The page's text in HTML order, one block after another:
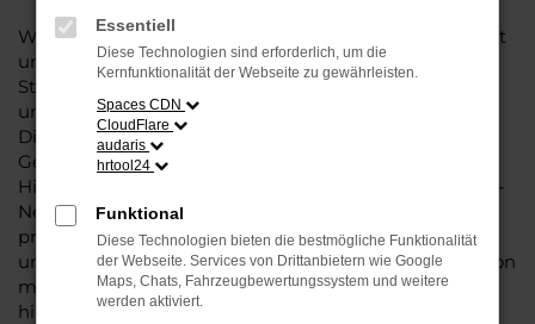
Wer in puncto Qualität keinerlei Kompromisse eingeht
und bei Fahrten durch Hannover auf dem neuesten
Stand der Automobiltechnik sein möchte, landet
unweigerlich bei einem VW T-Roc EU-Neuwagen.
Dieses Fahrzeug überzeugt vor allem in der aktuellen
Generation in den Vergleichstests und gilt in vielerlei
Hinsicht als Trendsetter. Wenn Sie Ihren VW T-Roc EU-
Neuwagen für Hannover bei Steinböhmer kaufen,
profitieren Sie gleich mehrfach. So bieten wir einen
umfangreichen Service und bringen eine Erfahrung von
mehr als 80 Jahren in die Beratung mit ein. Darüber
hinaus sichern Sie sich bei jedem Kauf einen Rabatt
Essentiell
Diese Technologien sind erforderlich, um die
Kernfunktionalität der Webseite zu gewährleisten.
Spaces CDN
CloudFlare
audaris
hrtool24
Funktional
Diese Technologien bieten die bestmögliche Funktionalität
der Webseite. Services von Drittanbietern wie Google
Maps, Chats, Fahrzeugbewertungssystem und weitere
werden aktiviert.